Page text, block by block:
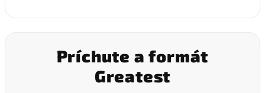
Príchute a formát
Greatest